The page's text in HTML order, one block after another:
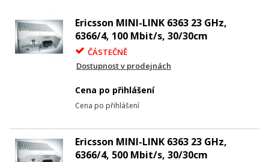
Ericsson MINI-LINK 6363 23 GHz,
6366/4, 100 Mbit/s, 30/30cm
ČÁSTEČNĚ
Dostupnost v prodejnách
Cena po přihlášení
Cena po přihlášení
Ericsson MINI-LINK 6363 23 GHz,
6366/4, 500 Mbit/s, 30/30cm